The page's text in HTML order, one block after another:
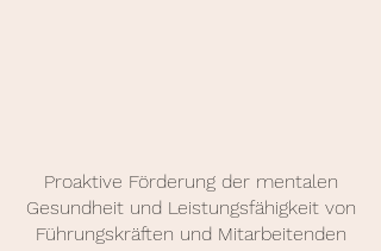
Proaktive Förderung der mentalen
Gesundheit und Leistungsfähigkeit von
Führungskräften und Mitarbeitenden